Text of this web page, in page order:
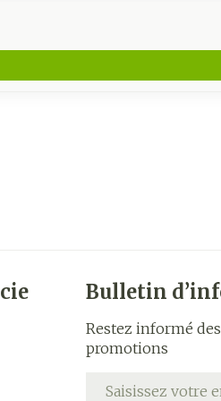
Bulletin
Restez informé
promotions
Adresse mail